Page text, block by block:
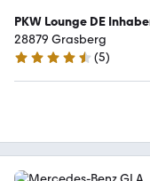
PKW Lounge DE
28879 Grasberg
4.7 Sterne
(5)